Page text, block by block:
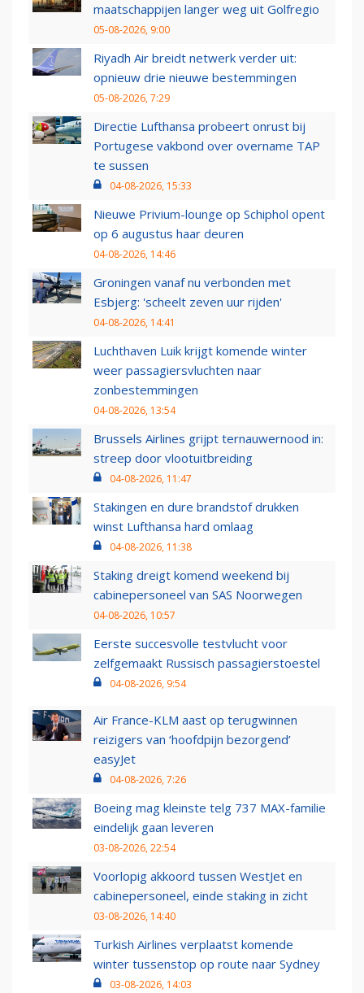
maatschappijen langer weg uit Golfregio
05-08-2026, 9:00
Riyadh Air breidt netwerk verder uit:
opnieuw drie nieuwe bestemmingen
05-08-2026, 7:29
Directie Lufthansa probeert onrust bij
Portugese vakbond over overname TAP
te sussen
04-08-2026, 15:33
Nieuwe Privium-lounge op Schiphol opent
op 6 augustus haar deuren
04-08-2026, 14:46
Groningen vanaf nu verbonden met
Esbjerg: 'scheelt zeven uur rijden'
04-08-2026, 14:41
Luchthaven Luik krijgt komende winter
weer passagiersvluchten naar
zonbestemmingen
04-08-2026, 13:54
Brussels Airlines grijpt ternauwernood in:
streep door vlootuitbreiding
04-08-2026, 11:47
Stakingen en dure brandstof drukken
winst Lufthansa hard omlaag
04-08-2026, 11:38
Staking dreigt komend weekend bij
cabinepersoneel van SAS Noorwegen
04-08-2026, 10:57
Eerste succesvolle testvlucht voor
zelfgemaakt Russisch passagierstoestel
04-08-2026, 9:54
Air France-KLM aast op terugwinnen
reizigers van ‘hoofdpijn bezorgend’
easyJet
04-08-2026, 7:26
Boeing mag kleinste telg 737 MAX-familie
eindelijk gaan leveren
03-08-2026, 22:54
Voorlopig akkoord tussen WestJet en
cabinepersoneel, einde staking in zicht
03-08-2026, 14:40
Turkish Airlines verplaatst komende
winter tussenstop op route naar Sydney
03-08-2026, 14:03